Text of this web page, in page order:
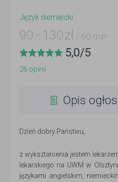
Język niemiecki
90 - 130 zł / 60 min
5,0/5
26 opinii
Opis
Dzień dobry Państwu,
z wykształcenia jestem
lekarskiego na UWM w
językami angielskim,